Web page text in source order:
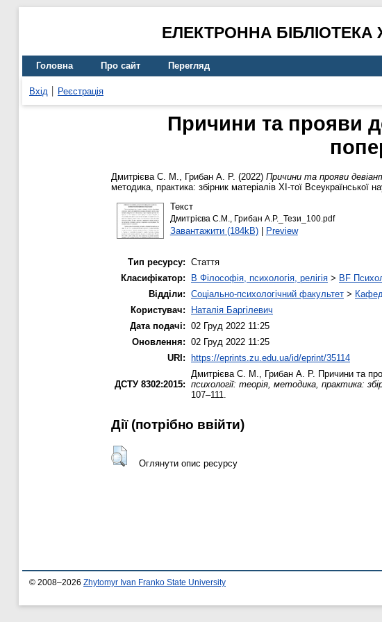
ЕЛЕКТРОННА
Головна Про сайт Перегляд
Вхід Реєстрація
Причини та прояви
Дмитрієва С. М., Грибан А. Р. (2022) Причини та прояви
методика, практика: збірник матеріалів ХІ-тої Всеукраїнської
Текст
Дмитрієва С.М., Грибан А.Р._Тези_100.pdf
Завантажити (184kB)| Preview
Тип ресурсу: Стаття
Класифікатор:
B Філософія, психологія, релігія > BF
Відділи: Соціально-психологічний факультет >
Користувач:
Наталія Баргілевич
Дата подачі: 02 Груд 2022 11:25
Оновлення: 02 Груд 2022 11:25
URI:
https://eprints.zu.edu.ua/id/eprint/35114
ДСТУ 8302:2015:
Дмитрієва С. М., Грибан А. Р. Причини та
психології: теорія, методика, практика:
107–111.
Дії ​​(потрібно ввійти)
Оглянути опис ресурсу
© 2008–2026 Zhytomyr Ivan Franko State University